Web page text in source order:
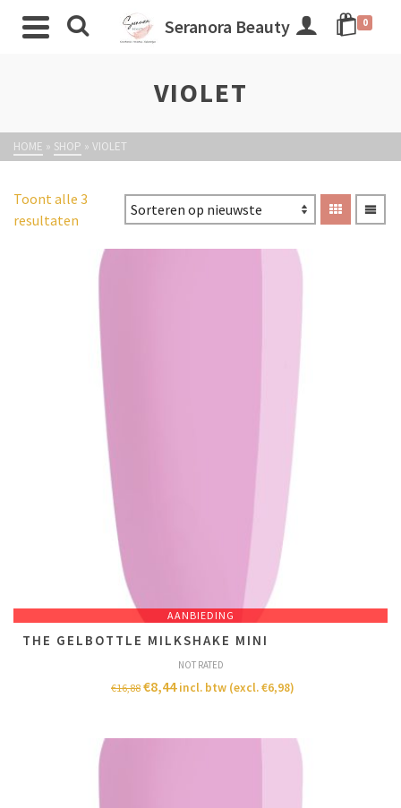
Seranora Beauty 0
VIOLET
HOME » SHOP » VIOLET
Toont alle 3
resultaten
AANBIEDING
THE GELBOTTLE MILKSHAKE MINI
NOT RATED
€16,88 €8,44 incl. btw (excl.€6,98)